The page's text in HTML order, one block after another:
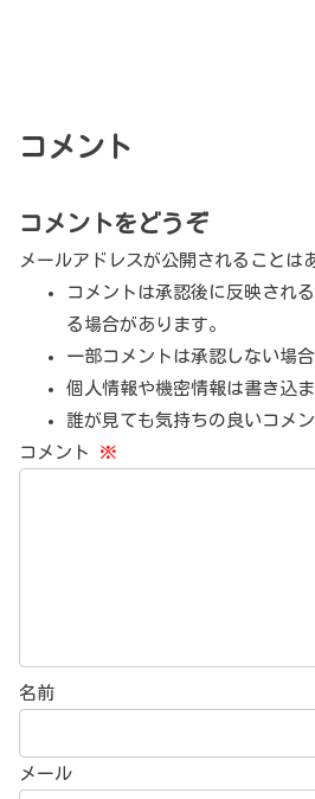
コメント
コメントをどうぞ
メールアドレスが公開されることは
コメントは承認後に反映され
る場合があります。
一部コメントは承認しない場合
個人情報や機密情報は書き込
誰が見ても気持ちの良いコメ
コメント ※
名前
メール